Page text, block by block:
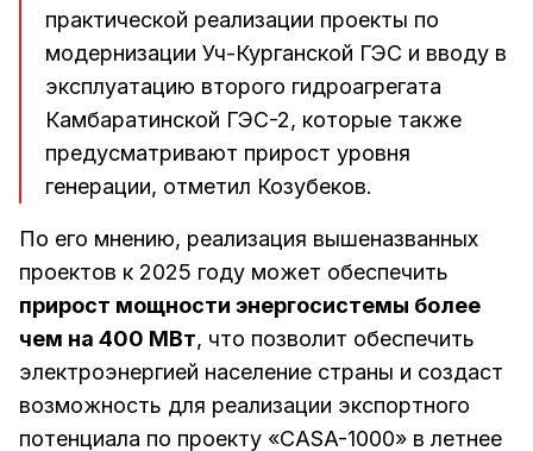
практической реализации проекты по
модернизации Уч-Курганской ГЭС и вводу в
эксплуатацию второго гидроагрегата
Камбаратинской ГЭС-2, которые также
предусматривают прирост уровня
генерации, отметил Козубеков.
По его мнению, реализация вышеназванных
проектов к 2025 году может обеспечить
прирост мощности энергосистемы более
чем на 400 МВт, что позволит обеспечить
электроэнергией население страны и создаст
возможность для реализации экспортного
потенциала по проекту «CASA-1000» в летнее